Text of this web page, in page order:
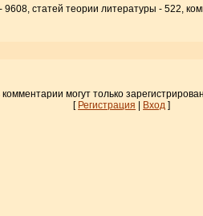
статей теории литературы - 522,
могут только
[ Регистрация | Вход ]